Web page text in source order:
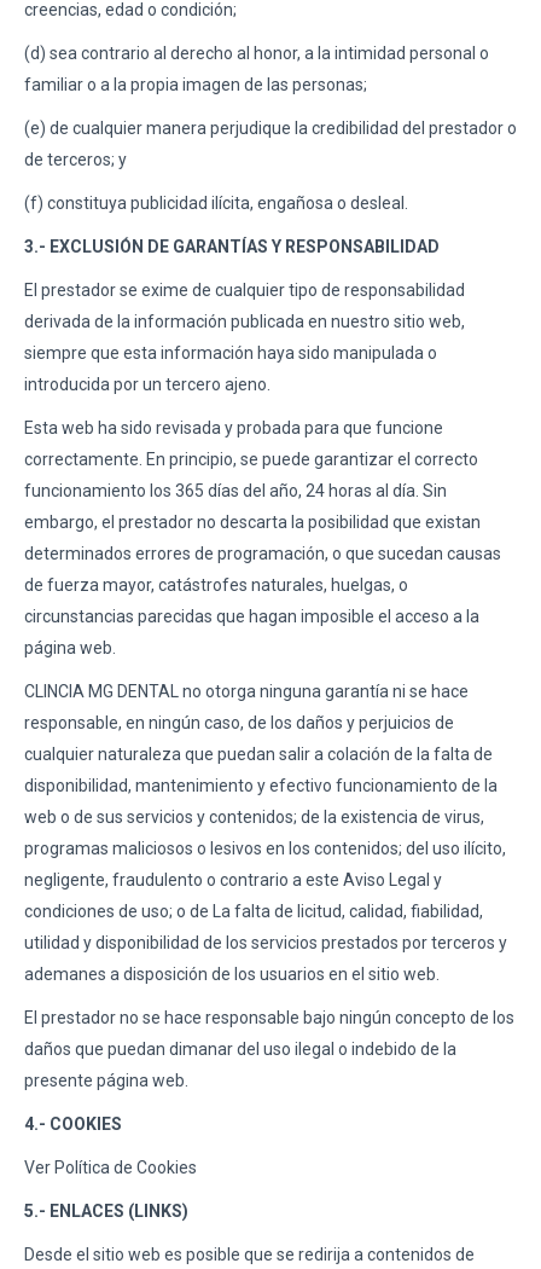
creencias, edad o condición;
(d) sea contrario al derecho al honor, a la intimidad personal o
familiar o a la propia imagen de las personas;
(e) de cualquier manera perjudique la credibilidad del prestador o
de terceros; y
(f) constituya publicidad ilícita, engañosa o desleal.
3.- EXCLUSIÓN DE GARANTÍAS Y RESPONSABILIDAD
El prestador se exime de cualquier tipo de responsabilidad
derivada de la información publicada en nuestro sitio web,
siempre que esta información haya sido manipulada o
introducida por un tercero ajeno.
Esta web ha sido revisada y probada para que funcione
correctamente. En principio, se puede garantizar el correcto
funcionamiento los 365 días del año, 24 horas al día. Sin
embargo, el prestador no descarta la posibilidad que existan
determinados errores de programación, o que sucedan causas
de fuerza mayor, catástrofes naturales, huelgas, o
circunstancias parecidas que hagan imposible el acceso a la
página web.
CLINCIA MG DENTAL no otorga ninguna garantía ni se hace
responsable, en ningún caso, de los daños y perjuicios de
cualquier naturaleza que puedan salir a colación de la falta de
disponibilidad, mantenimiento y efectivo funcionamiento de la
web o de sus servicios y contenidos; de la existencia de virus,
programas maliciosos o lesivos en los contenidos; del uso ilícito,
negligente, fraudulento o contrario a este Aviso Legal y
condiciones de uso; o de La falta de licitud, calidad, fiabilidad,
utilidad y disponibilidad de los servicios prestados por terceros y
ademanes a disposición de los usuarios en el sitio web.
El prestador no se hace responsable bajo ningún concepto de los
daños que puedan dimanar del uso ilegal o indebido de la
presente página web.
4.- COOKIES
Ver Política de Cookies
5.- ENLACES (LINKS)
Desde el sitio web es posible que se redirija a contenidos de